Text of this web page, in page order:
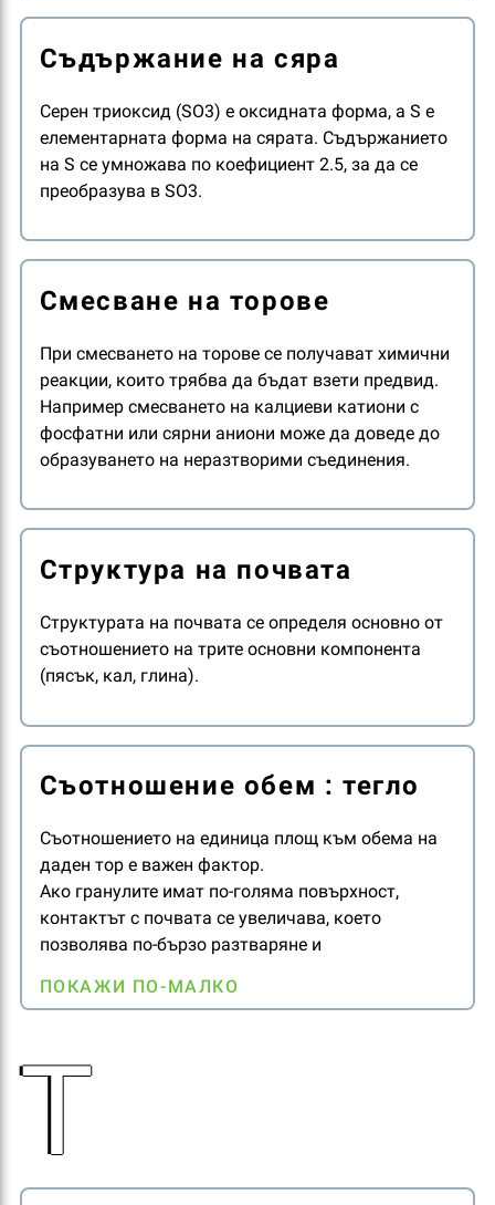
Съдържание на сяра
Серен триоксид (SO3) е оксидната форма, а S е
елементарната форма на сярата. Съдържанието
на S се умножава по коефициент 2.5, за да се
преобразува в SO3.
Смесване на торове
При смесването на торове се получават химични
реакции, които трябва да бъдат взети предвид.
Например смесването на калциеви катиони с
фосфатни или сярни аниони може да доведе до
образуването на неразтворими съединения.
Структура на почвата
Структурата на почвата се определя основно от
съотношението на трите основни компонента
(пясък, кал, глина).
Съотношение обем : тегло
Съотношението на единица площ към обема на
даден тор е важен фактор.
Ако гранулите имат по-голяма повърхност,
контактът с почвата се увеличава, което
позволява по-бързо разтваряне и
ПОКАЖИ ПО-МАЛКО
Т